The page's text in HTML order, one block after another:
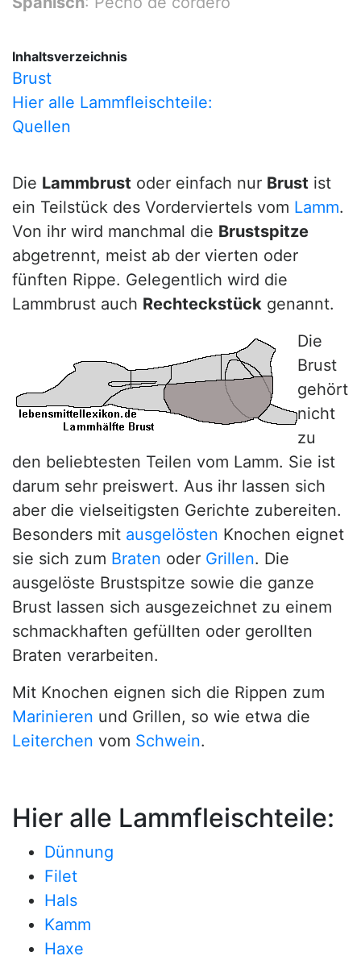
Inhaltsverzeichnis
Brust
Hier alle Lammfleischteile:
Quellen
Die Lammbrust oder einfach nur Brust ist
ein Teilstück des Vorderviertels vom Lamm.
Von ihr wird manchmal die Brustspitze
abgetrennt, meist ab der vierten oder
fünften Rippe. Gelegentlich wird die
Lammbrust auch Rechteckstück genannt.
Die
Brust
gehört
nicht
zu
den beliebtesten Teilen vom Lamm. Sie ist
darum sehr preiswert. Aus ihr lassen sich
aber die vielseitigsten Gerichte zubereiten.
Besonders mit ausgelösten Knochen eignet
sie sich zum Braten oder Grillen. Die
ausgelöste Brustspitze sowie die ganze
Brust lassen sich ausgezeichnet zu einem
schmackhaften gefüllten oder gerollten
Braten verarbeiten.
Mit Knochen eignen sich die Rippen zum
Marinieren und Grillen, so wie etwa die
Leiterchen vom Schwein.
Hier alle Lammfleischteile:
Dünnung
Filet
Hals
Kamm
Haxe